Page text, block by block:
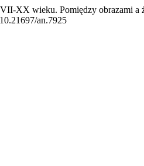
XX wieku. Pomiędzy obrazami a
an.7925